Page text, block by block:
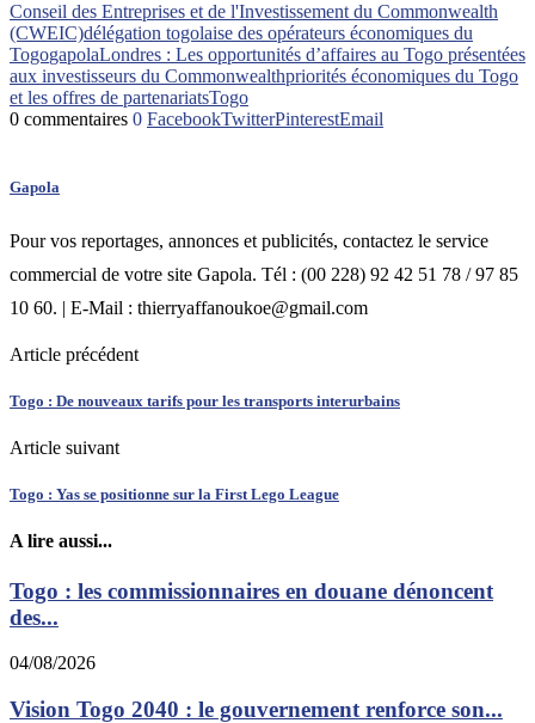
Conseil des Entreprises et de l'Investissement du Commonwealth
(CWEIC)délégation togolaise des opérateurs économiques du
TogogapolaLondres : Les opportunités d’affaires au Togo présentées
aux investisseurs du Commonwealthpriorités économiques du Togo
et les offres de partenariatsTogo
0 commentaires 0 FacebookTwitterPinterestEmail
Gapola
Pour vos reportages, annonces et publicités, contactez le service
commercial de votre site Gapola. Tél : (00 228) 92 42 51 78 / 97 85
10 60. | E-Mail : thierryaffanoukoe@gmail.com
Article précédent
Togo : De nouveaux tarifs pour les transports interurbains
Article suivant
Togo : Yas se positionne sur la First Lego League
A lire aussi...
Togo : les commissionnaires en douane dénoncent
des...
04/08/2026
Vision Togo 2040 : le gouvernement renforce son...